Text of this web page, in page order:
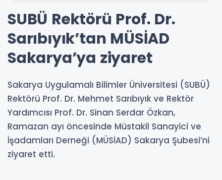
SUBÜ Rektörü Prof. Dr.
Sarıbıyık’tan MÜSİAD
Sakarya’ya ziyaret
Sakarya Uygulamalı Bilimler Üniversitesi (SUBÜ)
Rektörü Prof. Dr. Mehmet Sarıbıyık ve Rektör
Yardımcısı Prof. Dr. Sinan Serdar Özkan,
Ramazan ayı öncesinde Müstakil Sanayici ve
İşadamları Derneği (MÜSİAD) Sakarya Şubesi’ni
ziyaret etti.